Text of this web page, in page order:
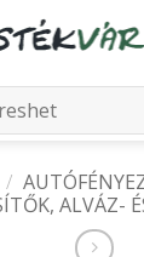
/
ALVÁZ-